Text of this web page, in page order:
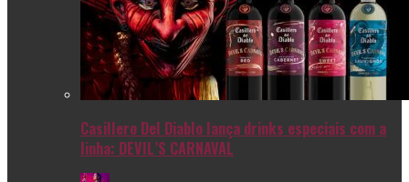
Casillero Del Diablo lança drinks especiais com a
linha: DEVIL’S CARNAVAL